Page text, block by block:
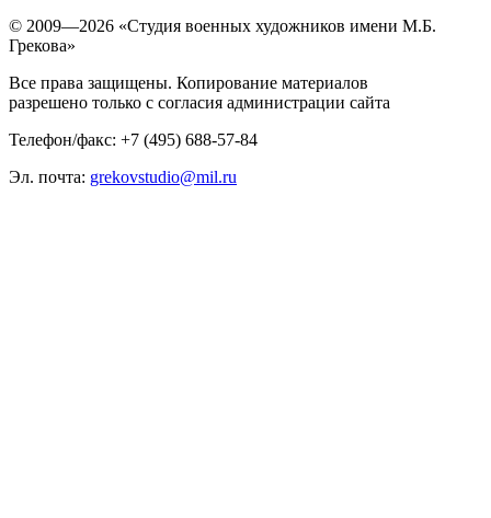
© 2009—2026 «Студия военных художников имени М.Б.
Грекова»
Все права защищены. Копирование материалов
разрешено только с согласия администрации сайта
Телефон/факс: +7 (495) 688-57-84
Эл. почта: grekovstudio@mil.ru